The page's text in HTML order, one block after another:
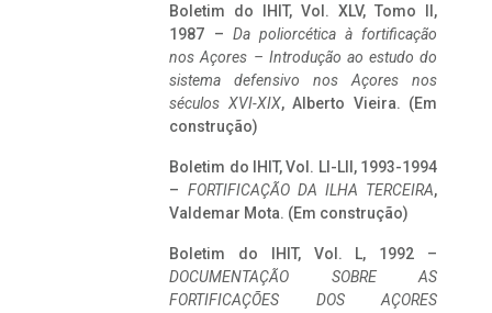
Boletim do IHIT, Vol. XLV, Tomo II,
1987 – Da poliorcética à fortificação
nos Açores – Introdução ao estudo do
sistema defensivo nos Açores nos
séculos XVI-XIX, Alberto Vieira. (Em
construção)
Boletim do IHIT, Vol. LI-LII, 1993-1994
– FORTIFICAÇÃO DA ILHA TERCEIRA,
Valdemar Mota. (Em construção)
Boletim do IHIT, Vol. L, 1992 –
DOCUMENTAÇÃO SOBRE AS
FORTIFICAÇÕES DOS AÇORES